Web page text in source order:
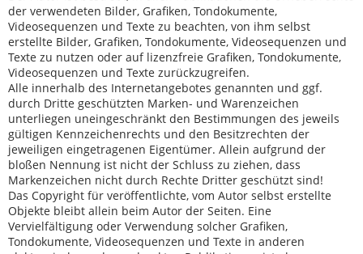
der verwendeten Bilder, Grafiken, Tondokumente,
Videosequenzen und Texte zu beachten, von ihm selbst
erstellte Bilder, Grafiken, Tondokumente, Videosequenzen und
Texte zu nutzen oder auf lizenzfreie Grafiken, Tondokumente,
Videosequenzen und Texte zurückzugreifen.
Alle innerhalb des Internetangebotes genannten und ggf.
durch Dritte geschützten Marken- und Warenzeichen
unterliegen uneingeschränkt den Bestimmungen des jeweils
gültigen Kennzeichenrechts und den Besitzrechten der
jeweiligen eingetragenen Eigentümer. Allein aufgrund der
bloßen Nennung ist nicht der Schluss zu ziehen, dass
Markenzeichen nicht durch Rechte Dritter geschützt sind!
Das Copyright für veröffentlichte, vom Autor selbst erstellte
Objekte bleibt allein beim Autor der Seiten. Eine
Vervielfältigung oder Verwendung solcher Grafiken,
Tondokumente, Videosequenzen und Texte in anderen